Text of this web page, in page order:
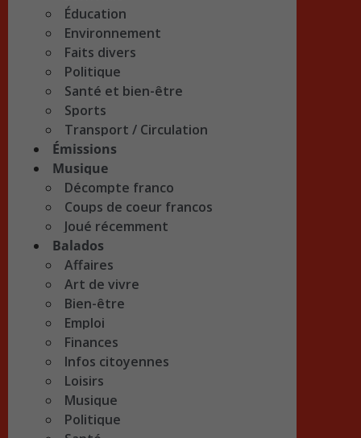
Éducation
Environnement
Faits divers
Politique
Santé et bien-être
Sports
Transport / Circulation
Émissions
Musique
Décompte franco
Coups de coeur francos
Joué récemment
Balados
Affaires
Art de vivre
Bien-être
Emploi
Finances
Infos citoyennes
Loisirs
Musique
Politique